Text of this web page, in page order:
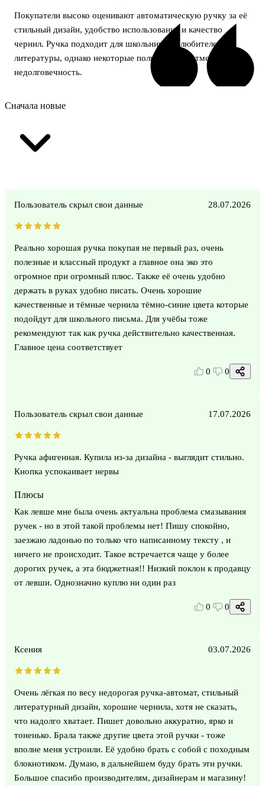
Покупатели высоко оценивают автоматическую ручку за её
стильный дизайн, удобство использования и качество
чернил. Ручка подходит для школьников и любителей
литературы, однако некоторые пользователи отмечают её
недолговечность.
Сначала новые
Пользователь скрыл свои данные 28.07.2026
Реально хорошая ручка покупая не первый раз, очень
полезные и классный продукт а главное она эко это
огромное при огромный плюс. Также её очень удобно
держать в руках удобно писать. Очень хорошие
качественные и тёмные чернила тёмно-синие цвета которые
подойдут для школьного письма. Для учёбы тоже
рекомендуют так как ручка действительно качественная.
Главное цена соответствует
0 0
Пользователь скрыл свои данные 17.07.2026
Ручка афигенная. Купила из-за дизайна - выглядит стильно.
Кнопка успокаивает нервы
Плюсы
Как левше мне была очень актуальна проблема смазывания
ручек - но в этой такой проблемы нет! Пишу спокойно,
заезжаю ладонью по только что написанному тексту , и
ничего не происходит. Такое встречается чаще у более
дорогих ручек, а эта бюджетная!! Низкий поклон к продавцу
от левши. Однозначно куплю ни один раз
0 0
Ксения 03.07.2026
Очень лёгкая по весу недорогая ручка-автомат, стильный
литературный дизайн, хорошие чернила, хотя не сказать,
что надолго хватает. Пишет довольно аккуратно, ярко и
тоненько. Брала также другие цвета этой ручки - тоже
вполне меня устроили. Её удобно брать с собой с походным
блокнотиком. Думаю, в дальнейшем буду брать эти ручки.
Большое спасибо производителям, дизайнерам и магазину!